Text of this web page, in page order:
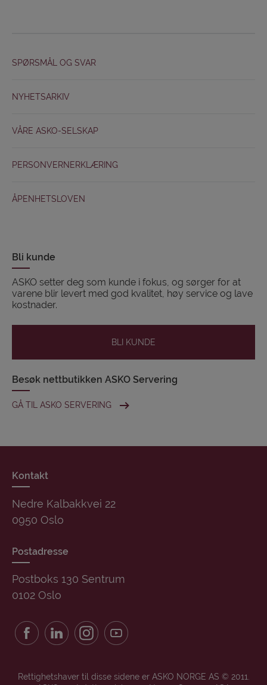
SPØRSMÅL OG SVAR
NYHETSARKIV
VÅRE ASKO-SELSKAP
PERSONVERNERKLÆRING
ÅPENHETSLOVEN
Bli kunde
ASKO setter deg som kunde i fokus, og sørger for at
varene blir levert med god kvalitet, høy service og lave
kostnader.
BLI KUNDE
Besøk nettbutikken ASKO Servering
GÅ TIL ASKO SERVERING
Kontakt
Nedre Kalbakkvei 22
0950 Oslo
Postadresse
Postboks 130 Sentrum
0102 Oslo
Rettighetshaver til disse sidene er ASKO NORGE AS © 2011.